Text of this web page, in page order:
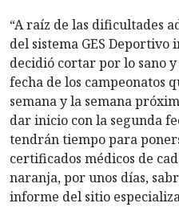
“A raíz de las dificultades
del sistema GES Deportivo
decidió cortar por lo sano
fecha de los campeonatos
semana y la semana
dar inicio con la segunda
tendrán tiempo para
certificados médicos de
naranja, por unos días,
informe del sitio